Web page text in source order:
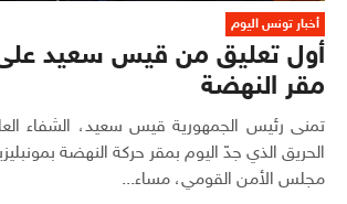
أخبار تونس اليوم
أول تعليق من قيس سعيد
مقر النهضة
تمنى رئيس الجمهورية قيس سعيد، الشفاء
الحريق الذي جدّ اليوم بمقر حركة النهضة
مجلس الأمن القومي، مساء...